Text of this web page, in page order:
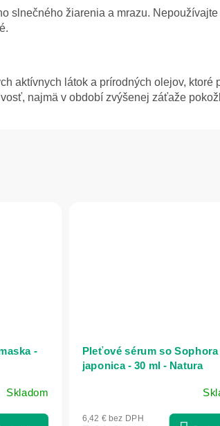
slnečného žiarenia a mrazu.
aktívnych látok a prírodných olejov,
najmä v období zvýšenej záťaže
-
Skladom
Pleťové sérum so Sophora
japonica - 30 ml - Natura
6,42 € bez DPH